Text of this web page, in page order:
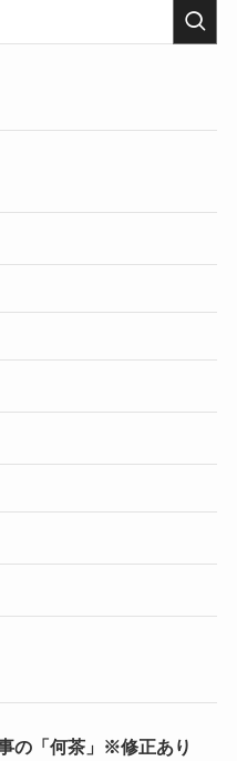
の「何茶」※修正あり